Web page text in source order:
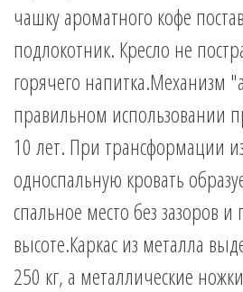
чашку ароматного кофе
подлокотник. Кресло не
горячего напитка.Механизм
правильном использовании
10 лет. При трансформации
односпальную кровать
спальное место без зазоров
высоте.Каркас из металла
250 кг, а металлические